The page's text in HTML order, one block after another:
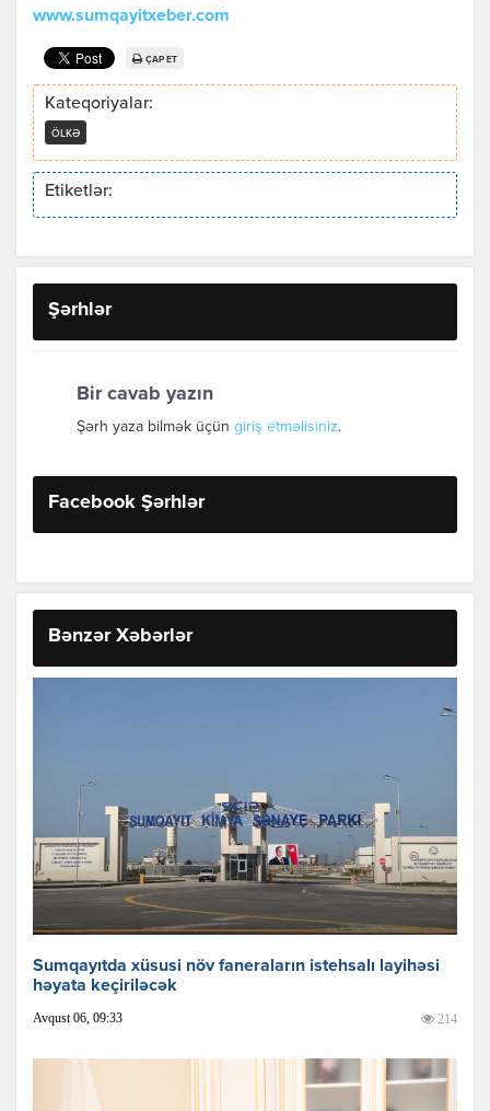
www.sumqayitxeber.com
ÇAP ET
Kateqoriyalar:
ÖLKƏ
Etiketlər:
Şərhlər
Bir cavab yazın
Şərh yaza bilmək üçün giriş etməlisiniz.
Facebook Şərhlər
Bənzər Xəbərlər
Sumqayıtda xüsusi növ faneraların istehsalı layihəsi
həyata keçiriləcək
Avqust 06, 09:33 214